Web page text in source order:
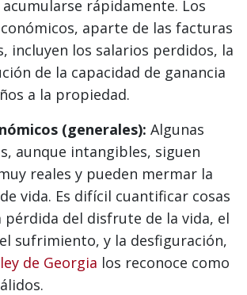
acumularse rápidamente. Los
aparte de las facturas
incluyen los salarios perdidos, la
de la capacidad de ganancia
a la propiedad.
(generales): Algunas
aunque intangibles, siguen
reales y pueden mermar la
vida. Es difícil cuantificar cosas
pérdida del disfrute de la vida, el
sufrimiento, y la desfiguración,
de Georgia los reconoce como